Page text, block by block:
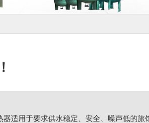
适用于要求供水稳定、安全、噪声低的旅